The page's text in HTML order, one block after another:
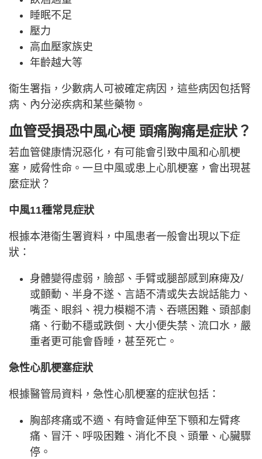
睡眠不足
壓力
高血壓家族史
年齡越大等
衞生署指，少數病人可被確定病因，這些病因包括腎
病、內分泌疾病和某些藥物。
血管受損恐中風心梗 頭痛胸痛是症狀？
若血管健康情況惡化，有可能會引致中風和心肌梗
塞，威脅性命。一旦中風或患上心肌梗塞，會出現甚
麼症狀？
中風11種常見症狀
根據本港衞生署資料，中風患者一般會出現以下症
狀：
身體變得虛弱，臉部、手臂或腿部感到麻痺及/
或顫動、半身不遂、言語不清或失去說話能力、
嘴歪、眼斜、視力模糊不清、吞嚥困難、頭部劇
痛、行動不穩或跌倒、大小便失禁、流口水，嚴
重者更可能會昏睡，甚至死亡。
急性心肌梗塞症狀
根據醫管局資料，急性心肌梗塞的症狀包括：
胸部疼痛或不適、有時會延伸至下顎和左臂疼
痛、冒汗、呼吸困難、消化不良、頭暈、心臟驟
停。